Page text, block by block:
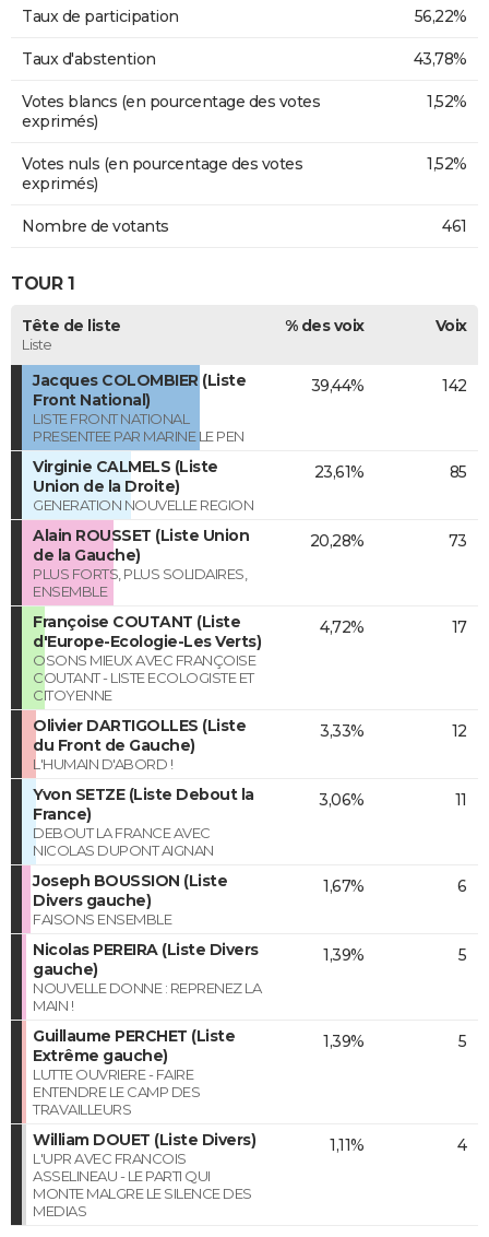
Taux de participation 56,22%
Taux d'abstention 43,78%
Votes blancs (en pourcentage des votes
exprimés)
1,52%
Votes nuls (en pourcentage des votes
exprimés)
1,52%
Nombre de votants 461
TOUR 1
Tête de liste
Liste
% des voix Voix
Jacques COLOMBIER (Liste
Front National)
LISTE FRONT NATIONAL
PRESENTEE PAR MARINE LE PEN
39,44% 142
Virginie CALMELS (Liste
Union de la Droite)
GENERATION NOUVELLE REGION
23,61% 85
Alain ROUSSET (Liste Union
de la Gauche)
PLUS FORTS, PLUS SOLIDAIRES,
ENSEMBLE
20,28% 73
Françoise COUTANT (Liste
d'Europe-Ecologie-Les Verts)
OSONS MIEUX AVEC FRANÇOISE
COUTANT - LISTE ECOLOGISTE ET
CITOYENNE
4,72% 17
Olivier DARTIGOLLES (Liste
du Front de Gauche)
L'HUMAIN D'ABORD !
3,33% 12
Yvon SETZE (Liste Debout la
France)
DEBOUT LA FRANCE AVEC
NICOLAS DUPONT AIGNAN
3,06% 11
Joseph BOUSSION (Liste
Divers gauche)
FAISONS ENSEMBLE
1,67% 6
Nicolas PEREIRA (Liste Divers
gauche)
NOUVELLE DONNE : REPRENEZ LA
MAIN !
1,39% 5
Guillaume PERCHET (Liste
Extrême gauche)
LUTTE OUVRIERE - FAIRE
ENTENDRE LE CAMP DES
TRAVAILLEURS
1,39% 5
William DOUET (Liste Divers)
L'UPR AVEC FRANCOIS
ASSELINEAU - LE PARTI QUI
MONTE MALGRE LE SILENCE DES
MEDIAS
1,11% 4